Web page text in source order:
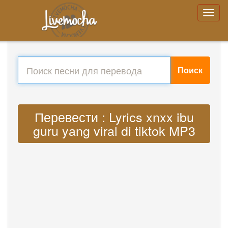
Поиск
Перевести : Lyrics xnxx ibu
guru yang viral di tiktok MP3